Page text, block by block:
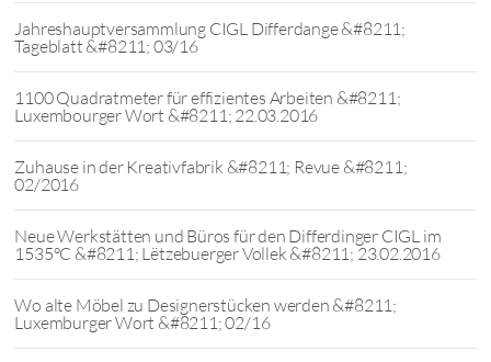
Jahreshauptversammlung CIGL Differdange &#8211;
Tageblatt &#8211; 03/16
1100 Quadratmeter für effizientes Arbeiten &#8211;
Luxembourger Wort &#8211; 22.03.2016
Zuhause in der Kreativfabrik &#8211; Revue &#8211;
02/2016
Neue Werkstätten und Büros für den Differdinger CIGL im
1535°C &#8211; Lëtzebuerger Vollek &#8211; 23.02.2016
Wo alte Möbel zu Designerstücken werden &#8211;
Luxemburger Wort &#8211; 02/16